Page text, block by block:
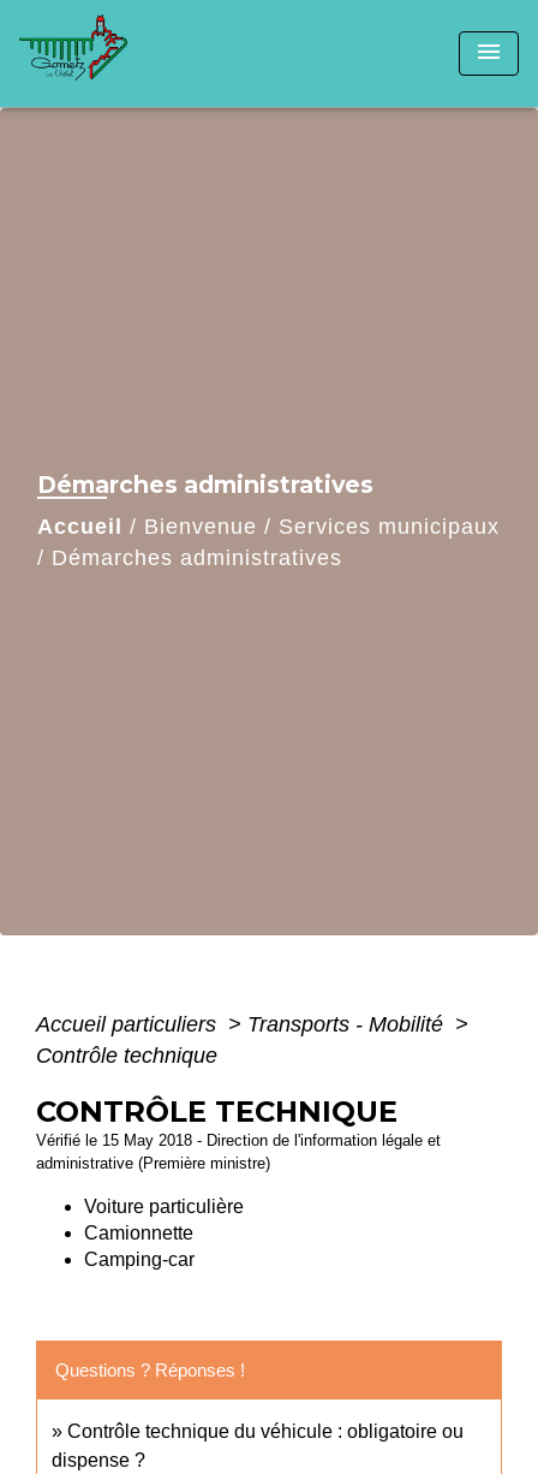
menu
Démarches administratives
Accueil / Bienvenue / Services municipaux
/ Démarches administratives
Accueil particuliers > Transports - Mobilité >
Contrôle technique
CONTRÔLE TECHNIQUE
Vérifié le 15 May 2018 - Direction de l'information légale et
administrative (Première ministre)
Voiture particulière
Camionnette
Camping-car
Questions ? Réponses !
Contrôle technique du véhicule : obligatoire ou
dispense ?